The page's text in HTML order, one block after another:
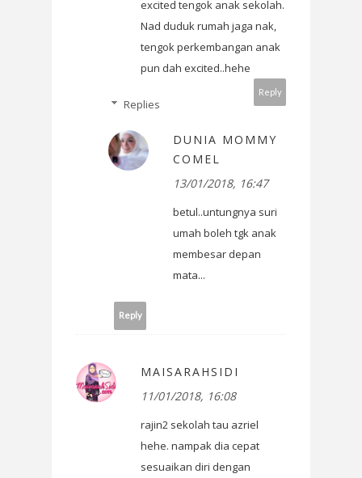
excited tengok anak sekolah.
Nad duduk rumah jaga nak,
tengok perkembangan anak
pun dah excited..hehe
Reply
Replies
DUNIA MOMMY
COMEL
13/01/2018, 16:47
betul..untungnya suri
umah boleh tgk anak
membesar depan
mata...
Reply
MAISARAHSIDI
11/01/2018, 16:08
rajin2 sekolah tau azriel
hehe. nampak dia cepat
sesuaikan diri dengan